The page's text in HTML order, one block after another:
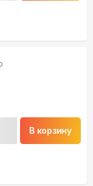
В корзину